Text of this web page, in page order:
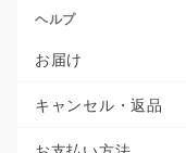
ヘルプ
お届け
キャンセル・返品